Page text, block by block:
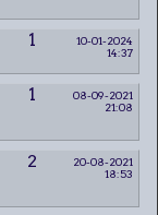
1
10-01-2024
14:37
1
08-09-2021
21:08
2
20-08-2021
18:53